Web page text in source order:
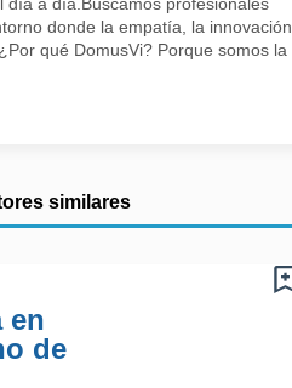
donde la empatía, la innovación
qué DomusVi? Porque somos la
similares
en
de